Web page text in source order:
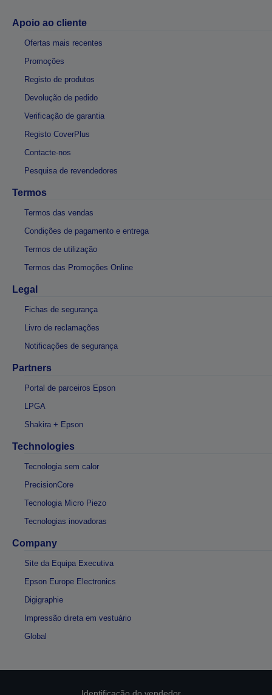
Apoio ao cliente
Ofertas mais recentes
Promoções
Registo de produtos
Devolução de pedido
Verificação de garantia
Registo CoverPlus
Contacte-nos
Pesquisa de revendedores
Termos
Termos das vendas
Condições de pagamento e entrega
Termos de utilização
Termos das Promoções Online
Legal
Fichas de segurança
Livro de reclamações
Notificações de segurança
Partners
Portal de parceiros Epson
LPGA
Shakira + Epson
Technologies
Tecnologia sem calor
PrecisionCore
Tecnologia Micro Piezo
Tecnologias inovadoras
Company
Site da Equipa Executiva
Epson Europe Electronics
Digigraphie
Impressão direta em vestuário
Global